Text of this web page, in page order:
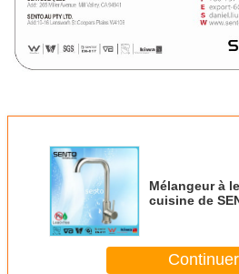
Mélangeur à
cuisine de
Continuer